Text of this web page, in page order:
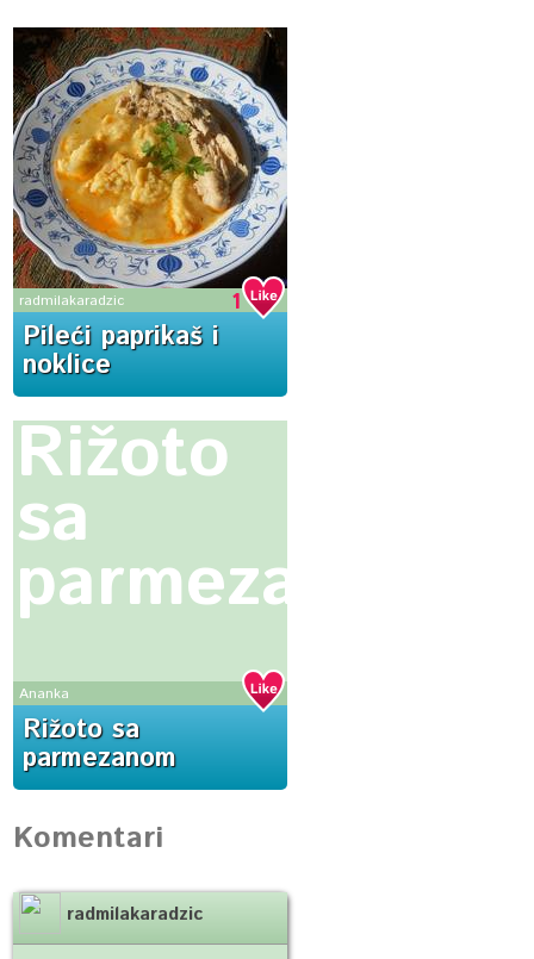
radmilakaradzic 1
Pileći paprikaš i
noklice
Rižoto
sa
parmezanom
Ananka
Rižoto sa
parmezanom
Komentari
radmilakaradzic